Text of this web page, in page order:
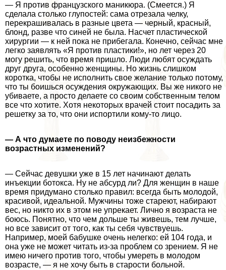
— Я против французского маникюра. (Смеется.) Я
сделала столько глупостей: сама отрезала челку,
перекрашивалась в разные цвета — черный, красный,
блонд, разве что синей не была. Насчет пластической
хирургии — к ней пока не прибегала. Конечно, сейчас мне
легко заявлять «Я против пластики!», но лет через 20
могу решить, что время пришло. Люди любят осуждать
друг друга, особенно женщины. Но жизнь слишком
коротка, чтобы не исполнить свое желание только потому,
что ты боишься осуждения окружающих. Вы же никого не
убиваете, а просто делаете со своим собственным телом
все что хотите. Хотя некоторых врачей стоит посадить за
решетку за то, что они испортили кому-то лицо.
— А что думаете по поводу неизбежности
возрастных изменений?
— Сейчас дeвyшки уже в 15 лет начинают делать
инъекции ботокса. Ну не абсурд ли? Для женщин в наше
время придумано столько правил: всегда быть молодой,
красивой, идеальной. Мужчины тоже стареют, набирают
вес, но никто их в этом не упрекает. Лично я возраста не
боюсь. Понятно, что чем дольше ты живешь, тем лучше,
но все зависит от того, как ты себя чувствуешь.
Например, моей бабушке очень нелегко: ей 104 года, и
она уже не может читать из-за проблем со зрением. Я не
имею ничего против того, чтобы умереть в молодом
возрасте, — я не хочу быть в старости больной.